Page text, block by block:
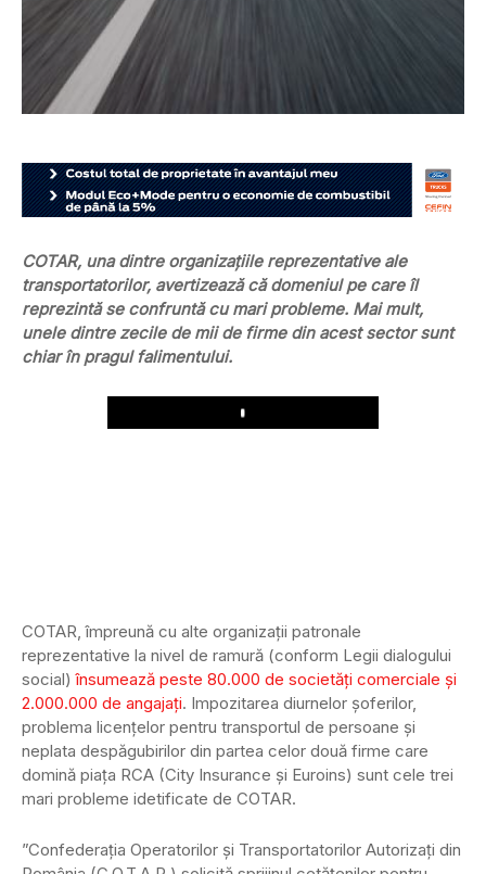
COTAR, una dintre organizațiile reprezentative ale
transportatorilor, avertizează că domeniul pe care îl
reprezintă se confruntă cu mari probleme. Mai mult,
unele dintre zecile de mii de firme din acest sector sunt
chiar în pragul falimentului.
Play
COTAR, împreună cu alte organizații patronale
reprezentative la nivel de ramură (conform Legii dialogului
social)însumează peste 80.000 de societăți comerciale și
2.000.000 de angajați. Impozitarea diurnelor șoferilor,
problema licențelor pentru transportul de persoane și
neplata despăgubirilor din partea celor două firme care
domină piața RCA (City Insurance și Euroins) sunt cele trei
mari probleme idetificate de COTAR.
”Confederația Operatorilor și Transportatorilor Autorizați din